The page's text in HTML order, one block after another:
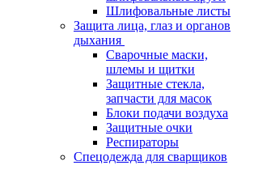
Шлифовальные листы
Защита лица, глаз и органов
дыхания
Сварочные маски,
шлемы и щитки
Защитные стекла,
запчасти для масок
Блоки подачи воздуха
Защитные очки
Респираторы
Спецодежда для сварщиков